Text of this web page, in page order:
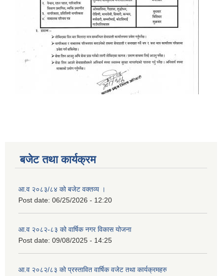
बजेट तथा कार्यक्रम
आ.व २०८३/८४ को बजेट वक्तव्य ।
Post date: 06/25/2026 - 12:20
आ.व २०८२-८३ को वार्षिक नगर विकास योजना
Post date: 09/08/2025 - 14:25
आ.व २०८२/८३ को प्रस्तावित वार्षिक वजेट तथा कार्यक्रमहरु